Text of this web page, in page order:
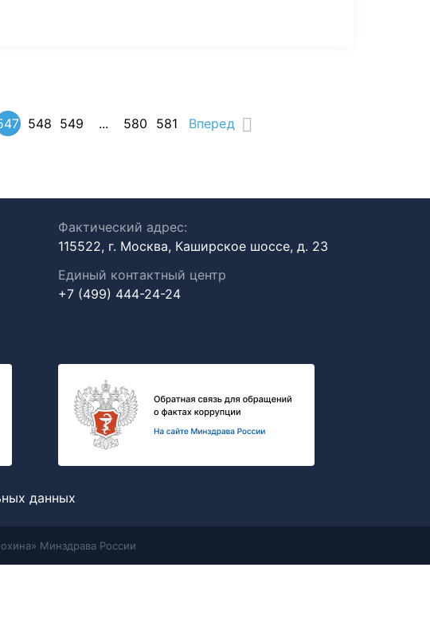
548 549 ... 580 581 Вперед
Фактический адрес:
115522, г. Москва, Каширское шоссе, д. 23
Единый контактный центр
+7 (499) 444-24-24
данных
Минздрава России